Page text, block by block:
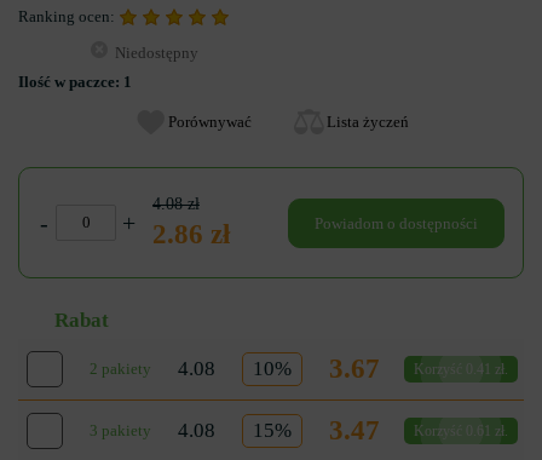
Ranking ocen:
Niedostępny
Ilość w paczce: 1
Porównywać Lista życzeń
- +
4.08 zł
2.86 zł Powiadom o dostępności
Rabat
2 pakiety 4.08 10% 3.67 Korzyść 0.41 zł.
3 pakiety 4.08 15% 3.47 Korzyść 0.61 zł.